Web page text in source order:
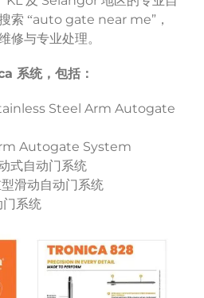
索 “auto gate near me” ，
修与专业处理。
系统，包括：
Steel Arm Autogate
Autogate System
式自动门系统
滑动自动门系统
门系统